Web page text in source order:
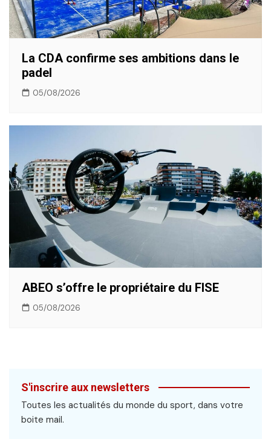
La CDA confirme ses ambitions dans le
padel
05/08/2026
ABEO s’offre le propriétaire du FISE
05/08/2026
S'inscrire aux newsletters
Toutes les actualités du monde du sport, dans votre
boite mail.